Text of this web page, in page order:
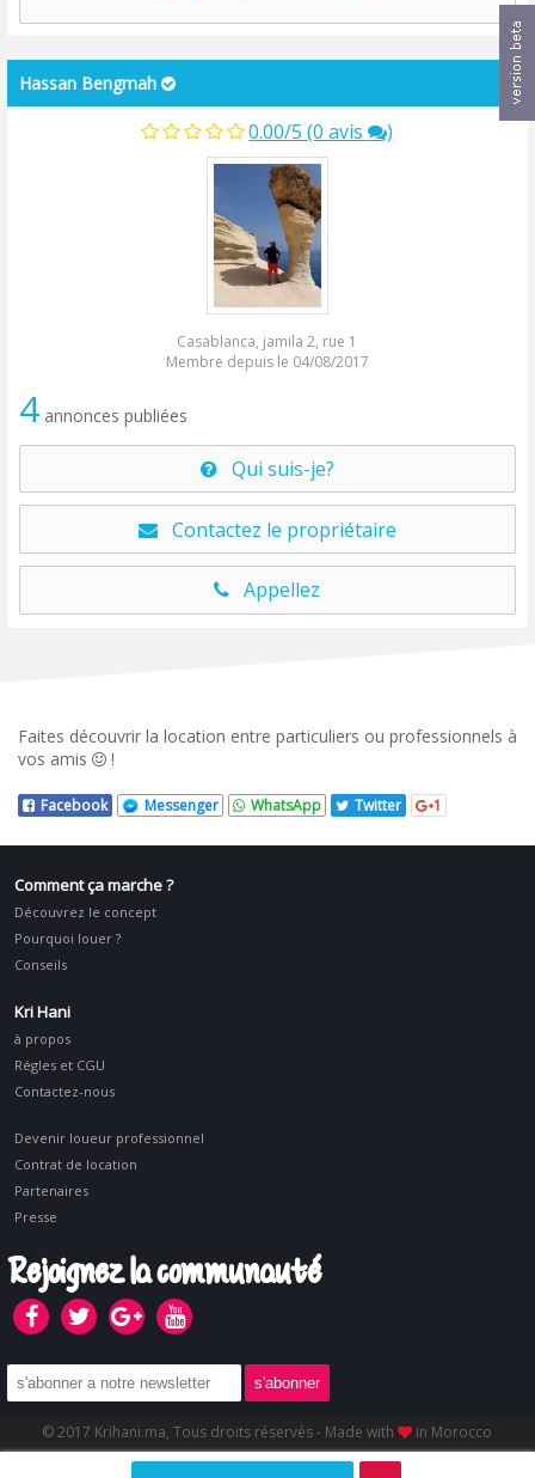
Hassan Bengmah
0.00/5 (0 avis )
Casablanca, jamila 2, rue 1
Membre depuis le 04/08/2017
4 annonces publiées
Qui suis-je?
Contactez le propriétaire
Appellez
Faites découvrir la location entre particuliers ou professionnels à
vos amis
!
Facebook Messenger WhatsApp Twitter 1
Comment ça marche ?
Découvrez le concept
Pourquoi louer ?
Conseils
Kri Hani
à propos
Régles et CGU
Contactez-nous
Devenir loueur professionnel
Contrat de location
Partenaires
Presse
Rejoignez la communauté
© 2017 Krihani.ma, Tous droits réservés - Made with in Morocco